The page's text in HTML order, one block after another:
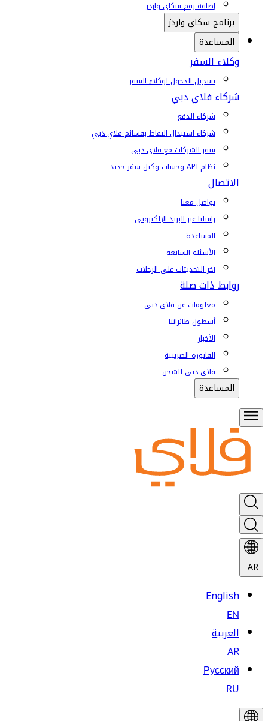
إضافة رقم سكاي واردز
برنامج سكاي واردز
المساعدة
وكلاء السفر
تسجيل الدخول لوكلاء السفر
شركاء فلاي دبي
شركاء الدفع
شركاء استبدال النقاط بقسائم فلاي دبي
سفر الشركات مع فلاي دبي
نظام API وحساب وكيل سفر جديد
الاتصال
تواصل معنا
راسلنا عبر البريد الإلكتروني
المساعدة
الأسئلة الشائعة
آخر التحديثات على الرحلات
روابط ذات صلة
معلومات عن فلاي دبي
أسطول طائراتنا
الأخبار
الفاتورة الضريبية
فلاي دبي للشحن
المساعدة
AR
English
EN
العربية
AR
Русский
RU